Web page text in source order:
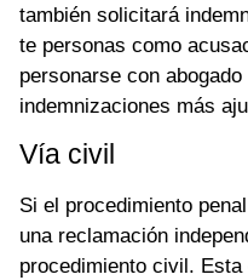
también solicitará
te personas como
personarse con
indemnizaciones más
Vía civil
Si el procedimiento
una reclamación
procedimiento civil.